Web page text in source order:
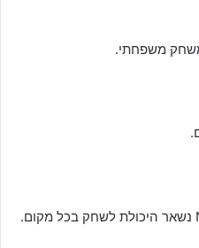
משפחתי.